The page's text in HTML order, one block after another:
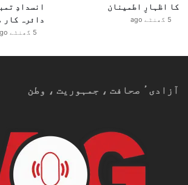
کا اظہارِ اطمینان
5 گھنٹے ago
انسدادِ
دائرہ کار
5 گھنٹے ago
آزادیٴ صحافت ، جمہوریت ، وطن